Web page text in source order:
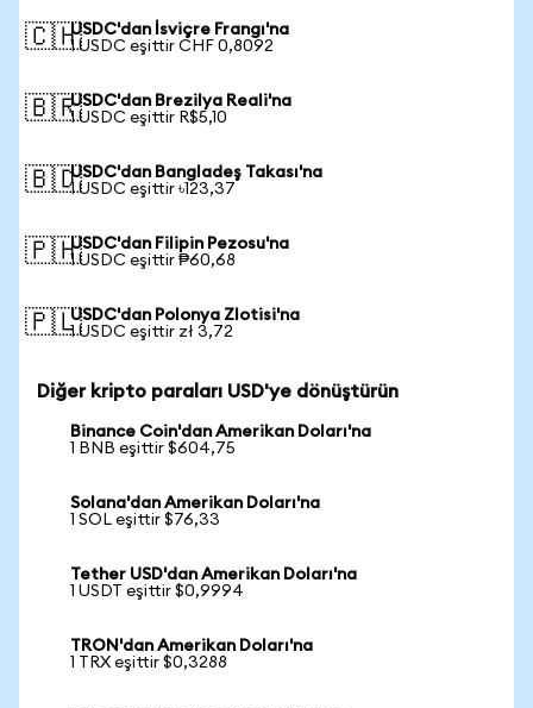
🇨🇭USDC'dan İsviçre Frangı'na
1 USDC eşittir CHF 0,8092
🇧🇷USDC'dan Brezilya Reali'na
1 USDC eşittir R$5,10
🇧🇩USDC'dan Bangladeş Takası'na
1 USDC eşittir ৳123,37
🇵🇭USDC'dan Filipin Pezosu'na
1 USDC eşittir ₱60,68
🇵🇱USDC'dan Polonya Zlotisi'na
1 USDC eşittir zł 3,72
Diğer kripto paraları USD'ye dönüştürün
Binance Coin'dan Amerikan Doları'na
1 BNB eşittir $604,75
Solana'dan Amerikan Doları'na
1 SOL eşittir $76,33
Tether USD'dan Amerikan Doları'na
1 USDT eşittir $0,9994
TRON'dan Amerikan Doları'na
1 TRX eşittir $0,3288